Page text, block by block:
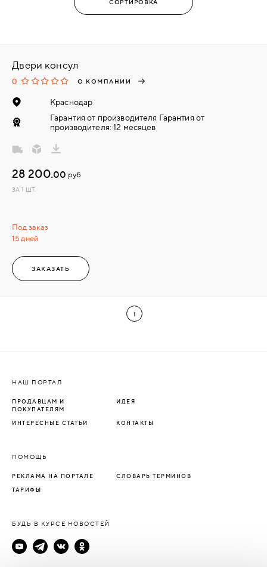
Двери консул
0 О КОМПАНИИ
Краснодар
Гарантия от производителя Гарантия от
производителя: 12 месяцев
Под заказ
15 дней
28 200.00 руб
ЗА 1 ШТ.
ЗАКАЗАТЬ
1
НАШ ПОРТАЛ
ПРОДАВЦАМ И
ПОКУПАТЕЛЯМ
ИДЕЯ
ИНТЕРЕСНЫЕ СТАТЬИ КОНТАКТЫ
ПОМОЩЬ
РЕКЛАМА НА ПОРТАЛЕ СЛОВАРЬ ТЕРМИНОВ
ТАРИФЫ
БУДЬ В КУРСЕ НОВОСТЕЙ